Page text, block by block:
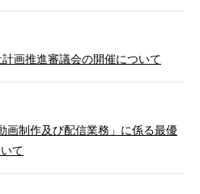
画推進審議会の開催について
画制作及び配信業務」に係る最優
て